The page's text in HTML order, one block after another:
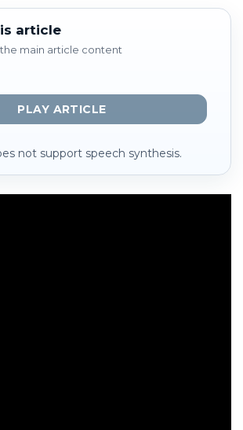
article
main article content
PLAY ARTICLE
not support speech synthesis.